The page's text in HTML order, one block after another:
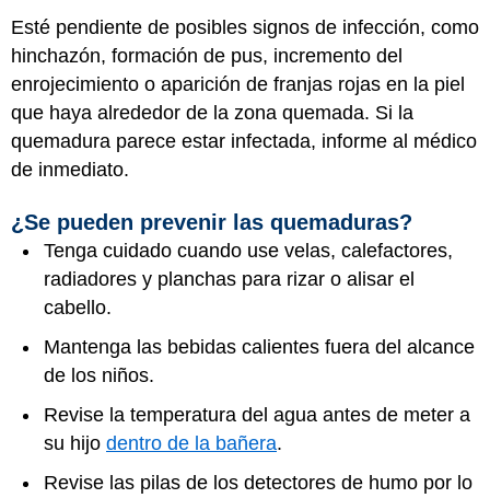
Esté pendiente de posibles signos de infección, como
hinchazón, formación de pus, incremento del
enrojecimiento o aparición de franjas rojas en la piel
que haya alrededor de la zona quemada. Si la
quemadura parece estar infectada, informe al médico
de inmediato.
¿Se pueden prevenir las quemaduras?
Tenga cuidado cuando use velas, calefactores,
radiadores y planchas para rizar o alisar el
cabello.
Mantenga las bebidas calientes fuera del alcance
de los niños.
Revise la temperatura del agua antes de meter a
su hijo dentro de la bañera.
Revise las pilas de los detectores de humo por lo